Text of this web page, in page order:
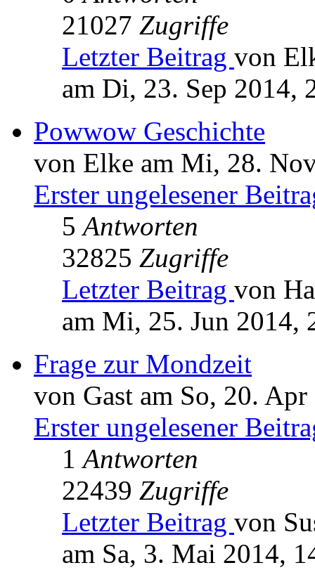
21027 Zugriffe
Letzter Beitrag von
am Di, 23. Sep 2014,
Powwow Geschichte
von Elke am Mi, 28.
Erster ungelesener
5Antworten
32825 Zugriffe
Letzter Beitrag von
am Mi, 25. Jun 2014,
Frage zur Mondzeit
von Gast am So, 20.
Erster ungelesener
1Antworten
22439 Zugriffe
Letzter Beitrag von
am Sa, 3. Mai 2014,